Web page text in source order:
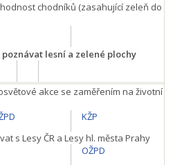
chodníků (zasahující zeleň do
lesní a zelené plochy
akce se zaměřením na životní
KŽP
s Lesy ČR a Lesy hl. města Prahy
OŽPD